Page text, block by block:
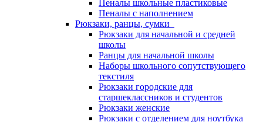
Пеналы школьные пластиковые
Пеналы с наполнением
Рюкзаки, ранцы, сумки
Рюкзаки для начальной и средней
школы
Ранцы для начальной школы
Наборы школьного сопутствующего
текстиля
Рюкзаки городские для
старшеклассников и студентов
Рюкзаки женские
Рюкзаки с отделением для ноутбука